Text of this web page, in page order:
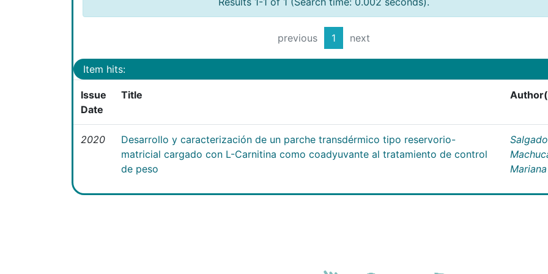
previous 1 next
Item hits:
Issue
Date
Title
2020
Desarrollo y caracterización de un parche transdérmico tipo reservorio-
matricial cargado con L-Carnitina como coadyuvante al tratamiento de control
de peso
Salgado
Mariana